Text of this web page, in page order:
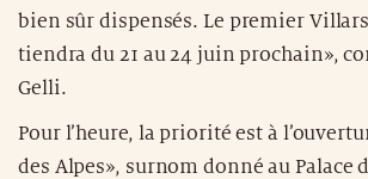
bien sûr dispensés. Le premier
tiendra du 21 au 24 juin prochain»,
Gelli.
Pour l’heure, la priorité est à
des Alpes», surnom donné au Palace